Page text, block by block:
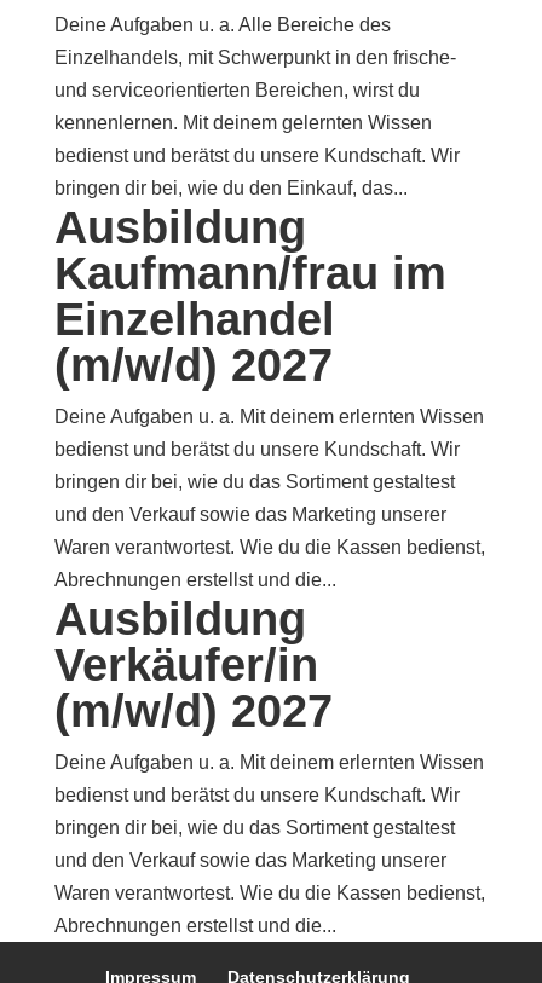
Deine Aufgaben u. a. Alle Bereiche des
Einzelhandels, mit Schwerpunkt in den frische-
und serviceorientierten Bereichen, wirst du
kennenlernen. Mit deinem gelernten Wissen
bedienst und berätst du unsere Kundschaft. Wir
bringen dir bei, wie du den Einkauf, das...
Ausbildung
Kaufmann/frau im
Einzelhandel
(m/w/d) 2027
Deine Aufgaben u. a. Mit deinem erlernten Wissen
bedienst und berätst du unsere Kundschaft. Wir
bringen dir bei, wie du das Sortiment gestaltest
und den Verkauf sowie das Marketing unserer
Waren verantwortest. Wie du die Kassen bedienst,
Abrechnungen erstellst und die...
Ausbildung
Verkäufer/in
(m/w/d) 2027
Deine Aufgaben u. a. Mit deinem erlernten Wissen
bedienst und berätst du unsere Kundschaft. Wir
bringen dir bei, wie du das Sortiment gestaltest
und den Verkauf sowie das Marketing unserer
Waren verantwortest. Wie du die Kassen bedienst,
Abrechnungen erstellst und die...
Impressum Datenschutzerklärung